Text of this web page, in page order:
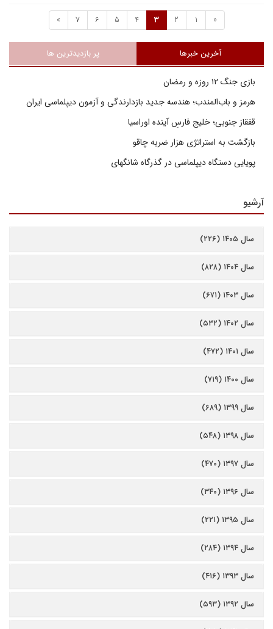
«
1
2
3
4
5
6
7
»
آخرین خبرها پر بازدیدترین ها
بازی جنگ ۱۲ روزه و رمضان
هرمز و باب‌المندب؛ هندسه جدید بازدارندگی و آزمون دیپلماسی ایران
قفقاز جنوبی؛ خلیج فارسِ آینده اوراسیا
بازگشت به استراتژی هزار ضربه چاقو
پویایی دستگاه دیپلماسی در گذرگاه شانگهای
آرشیو
سال ۱۴۰۵ (۲۲۶)
سال ۱۴۰۴ (۸۲۸)
سال ۱۴۰۳ (۶۷۱)
سال ۱۴۰۲ (۵۳۲)
سال ۱۴۰۱ (۴۷۲)
سال ۱۴۰۰ (۷۱۹)
سال ۱۳۹۹ (۶۸۹)
سال ۱۳۹۸ (۵۴۸)
سال ۱۳۹۷ (۴۷۰)
سال ۱۳۹۶ (۳۴۰)
سال ۱۳۹۵ (۲۲۱)
سال ۱۳۹۴ (۲۸۴)
سال ۱۳۹۳ (۴۱۶)
سال ۱۳۹۲ (۵۹۳)